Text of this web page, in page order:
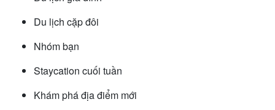
Du lịch cặp đôi
Nhóm bạn
Staycation cuối tuần
Khám phá địa điểm mới